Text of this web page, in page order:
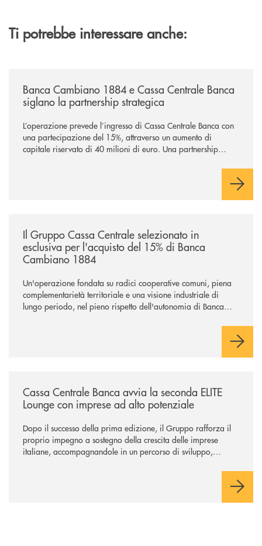
Ti potrebbe interessare anche:
Banca Cambiano 1884 e Cassa Centrale Banca
siglano la partnership strategica
L’operazione prevede l’ingresso di Cassa Centrale Banca con
una partecipazione del 15%, attraverso un aumento di
capitale riservato di 40 milioni di euro. Una partnership
comuni e sulla prossimità ai territori, per ampliare l’offerta e
Il Gruppo Cassa Centrale selezionato in
esclusiva per l'acquisto del 15% di Banca
Cambiano 1884
Un'operazione fondata su radici cooperative comuni, piena
complementarietà territoriale e una visione industriale di
lungo periodo, nel pieno rispetto dell'autonomia di Banca
negoziazione esclusiva per la finalizzazione dell’operazione.
Cassa Centrale Banca avvia la seconda ELITE
Lounge con imprese ad alto potenziale
Dopo il successo della prima edizione, il Gruppo rafforza il
proprio impegno a sostegno della crescita delle imprese
italiane, accompagnandole in un percorso di sviluppo,